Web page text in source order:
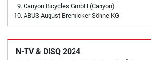
Canyon Bicycles GmbH (Canyon)
ABUS August Bremicker Söhne KG
N-TV & DISQ 2024